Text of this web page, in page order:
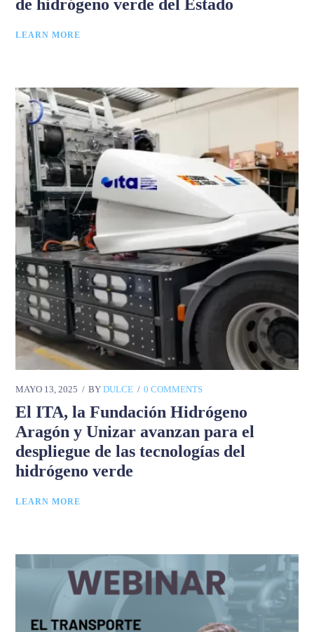
de hidrógeno verde del Estado
LEARN MORE
MAYO 13, 2025 BYDULCE 0 COMMENTS
El ITA, la Fundación Hidrógeno
Aragón y Unizar avanzan para el
despliegue de las tecnologías del
hidrógeno verde
LEARN MORE